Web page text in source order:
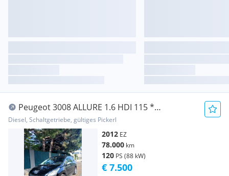
Peugeot 3008 ALLURE 1.6 HDI 115 *
Panoramadach *
Diesel, Schaltgetriebe, gültiges Pickerl
2012 EZ
78.000 km
120 PS (88 kW)
€ 7.500